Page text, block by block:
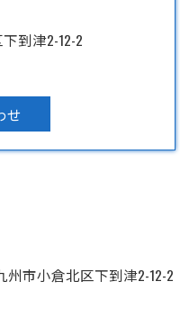
到津2-12-2
せ
市小倉北区下到津2-12-2